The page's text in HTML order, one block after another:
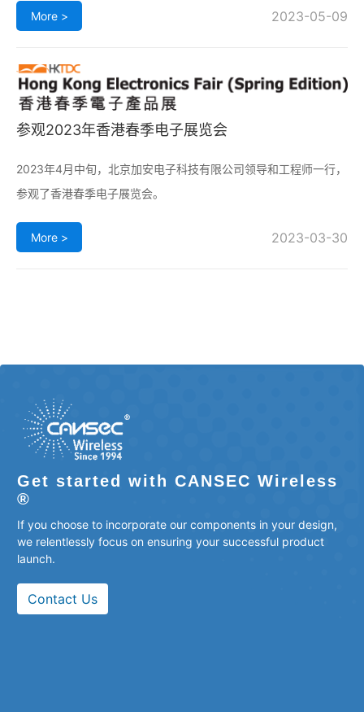
More > 2023-05-09
参观2023年香港春季电子展览会
2023年4月中旬，北京加安电子科技有限公司领导和工程师一行，
参观了香港春季电子展览会。
More > 2023-03-30
Get started with CANSEC Wireless
®
If you choose to incorporate our components in your design,
we relentlessly focus on ensuring your successful product
launch.
Contact Us